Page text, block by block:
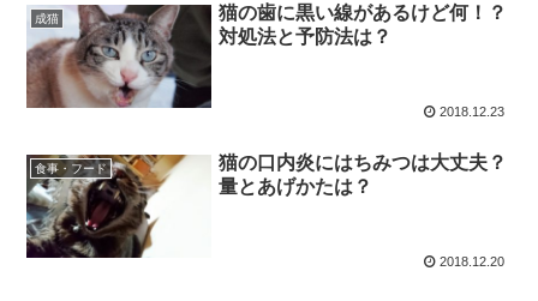
成猫
猫の歯に黒い線があるけど何！？
対処法と予防法は？
2018.12.23
食事・フード
猫の口内炎にはちみつは大丈夫？
量とあげかたは？
2018.12.20